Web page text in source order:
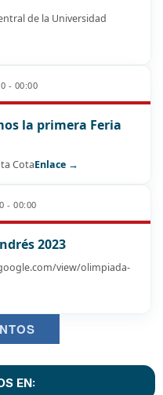
de la Universidad
- 00:00
la primera Feria
CotaEnlace →
- 00:00
2023
view/olimpiada-
EN: